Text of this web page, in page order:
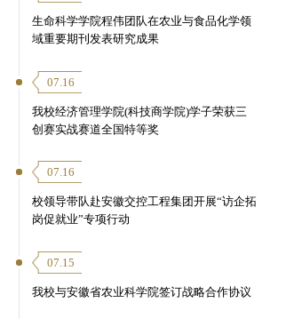
生命科学学院程伟团队在农业与食品化学领
域重要期刊发表研究成果
07.16
我校经济管理学院(科技商学院)学子荣获三
创赛实战赛道全国特等奖
07.16
校领导带队赴安徽交控工程集团开展“访企拓
岗促就业”专项行动
07.15
我校与安徽省农业科学院签订战略合作协议